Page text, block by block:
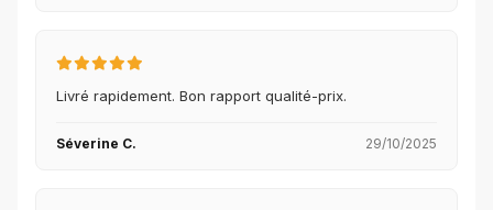
Livré rapidement. Bon rapport qualité-prix.
Séverine C. 29/10/2025